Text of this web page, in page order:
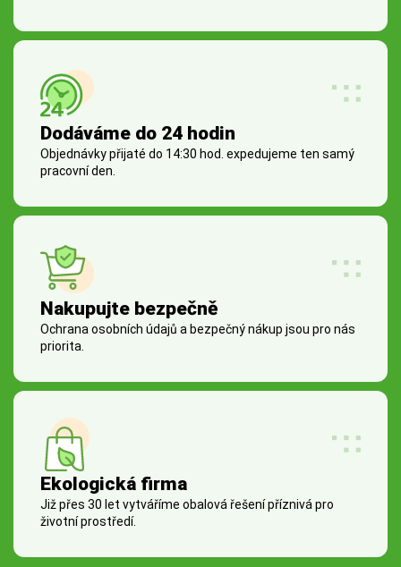
Dodáváme do 24 hodin
Objednávky přijaté do 14:30 hod. expedujeme ten samý
pracovní den.
Nakupujte bezpečně
Ochrana osobních údajů a bezpečný nákup jsou pro nás
priorita.
Ekologická firma
Již přes 30 let vytváříme obalová řešení příznivá pro
životní prostředí.